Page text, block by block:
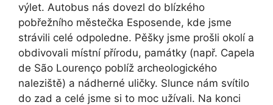
výlet. Autobus nás dovezl do blízkého
pobřežního městečka Esposende, kde jsme
strávili celé odpoledne. Pěšky jsme prošli okolí a
obdivovali místní přírodu, památky (např. Capela
de São Lourenço poblíž archeologického
naleziště) a nádherné uličky. Slunce nám svítilo
do zad a celé jsme si to moc užívali. Na konci